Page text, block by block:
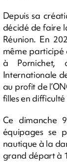
Depuis sa
décidé de faire
Réunion. En
même participé
à Pornichet,
Internationale
au profit de
filles en
Ce dimanche
équipages se
nautique à la
grand départ à